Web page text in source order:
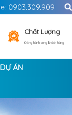
0903.309.909
Chất Lượng
Đồng hành cùng khách hàng
DỰ ÁN